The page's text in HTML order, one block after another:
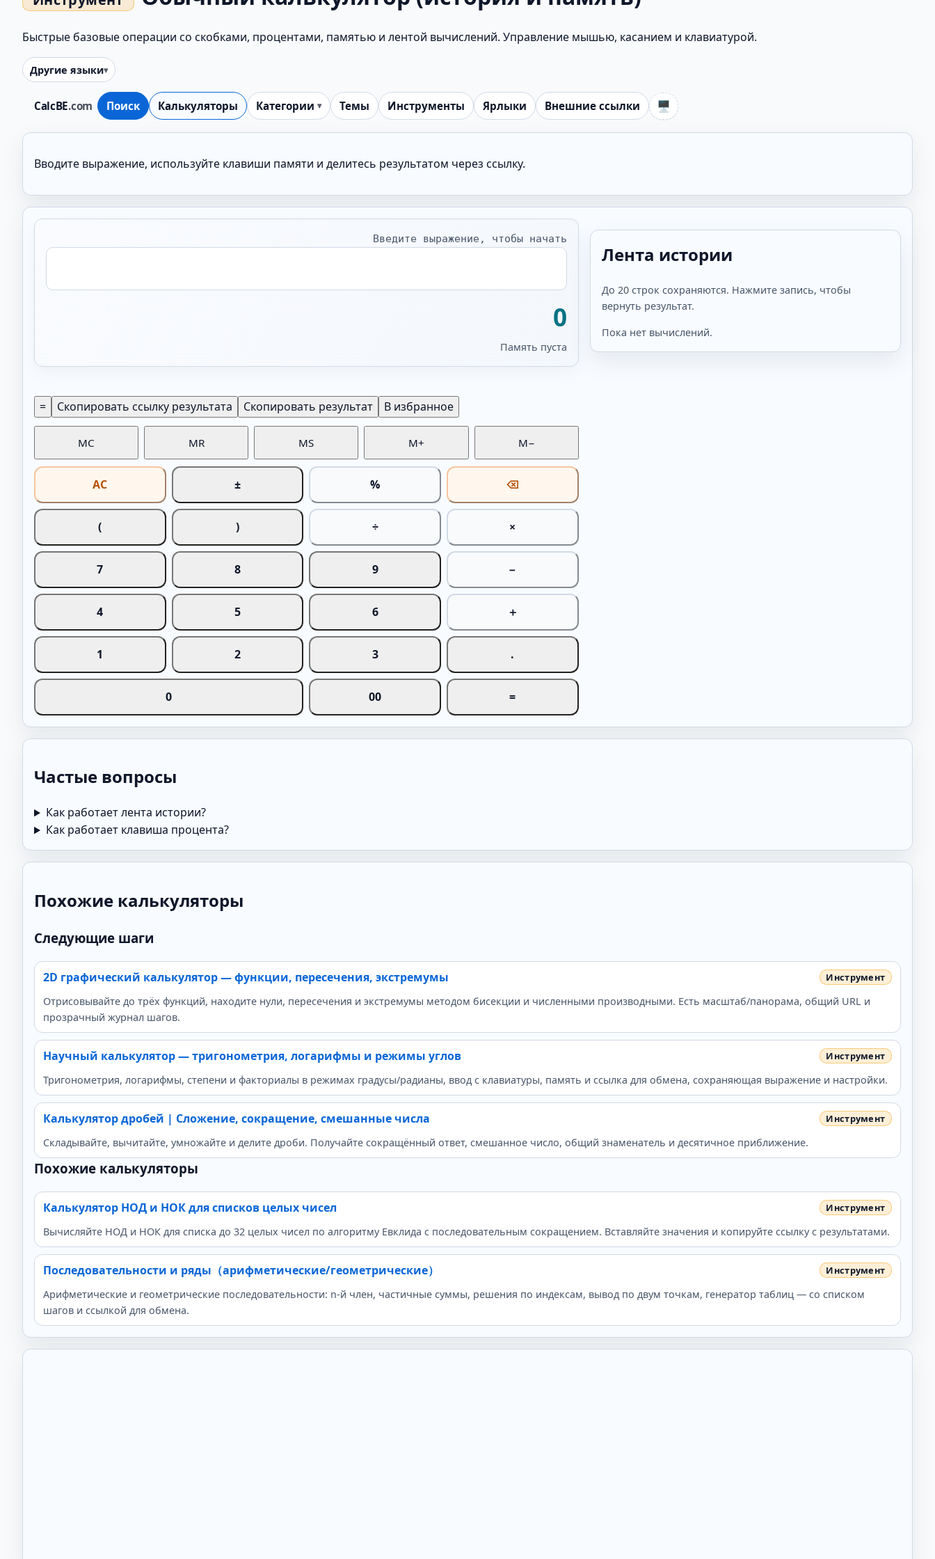
CalcBE.com Поиск Калькуляторы Категории Темы Инструменты Ярлыки Внешние ссылки 🖥️
Быстрые базовые операции со скобками, процентами, памятью и лентой вычислений. Управление мышью, касанием и клавиатурой.
Другие языки
Вводите выражение, используйте клавиши памяти и делитесь результатом через ссылку.
Введите выражение, чтобы начать
Выражение
0
Память пуста
= Скопировать ссылку результата Скопировать результат В избранное
MC MR MS M+ M−
AC ± % ⌫
( ) ÷ ×
7 8 9 −
4 5 6 ＋
1 2 3 .
0 00 =
Лента истории
До 20 строк сохраняются. Нажмите запись, чтобы
вернуть результат.
Пока нет вычислений.
Частые вопросы
Как работает лента истории?
Как работает клавиша процента?
Похожие калькуляторы
Следующие шаги
2D графический калькулятор — функции, пересечения, экстремумы
Отрисовывайте до трёх функций, находите нули, пересечения и экстремумы методом бисекции и численными производными. Есть масштаб/панорама, общий URL и
прозрачный журнал шагов.
Научный калькулятор — тригонометрия, логарифмы и режимы углов
Тригонометрия, логарифмы, степени и факториалы в режимах градусы/радианы, ввод с клавиатуры, память и ссылка для обмена, сохраняющая выражение и настройки.
Калькулятор дробей | Сложение, сокращение, смешанные числа
Складывайте, вычитайте, умножайте и делите дроби. Получайте сокращённый ответ, смешанное число, общий знаменатель и десятичное приближение.
Похожие калькуляторы
Калькулятор НОД и НОК для списков целых чисел
Вычисляйте НОД и НОК для списка до 32 целых чисел по алгоритму Евклида с последовательным сокращением. Вставляйте значения и копируйте ссылку с результатами.
Последовательности и ряды（арифметические/геометрические）
Арифметические и геометрические последовательности: n‑й член, частичные суммы, решения по индексам, вывод по двум точкам, генератор таблиц — со списком
шагов и ссылкой для обмена.